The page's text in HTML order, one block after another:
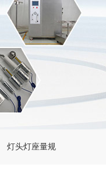
灯头灯座量规